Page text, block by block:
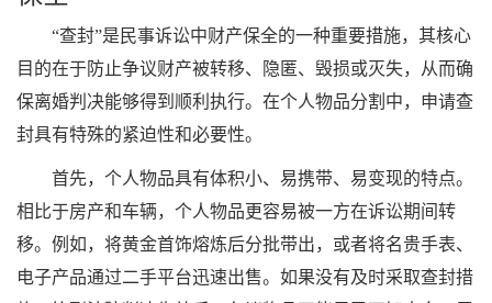
“查封”是民事诉讼中财产保全的一种重要措施，其核心
目的在于防止争议财产被转移、隐匿、毁损或灭失，从而确
保离婚判决能够得到顺利执行。在个人物品分割中，申请查
封具有特殊的紧迫性和必要性。
首先，个人物品具有体积小、易携带、易变现的特点。
相比于房产和车辆，个人物品更容易被一方在诉讼期间转
移。例如，将黄金首饰熔炼后分批带出，或者将名贵手表、
电子产品通过二手平台迅速出售。如果没有及时采取查封措